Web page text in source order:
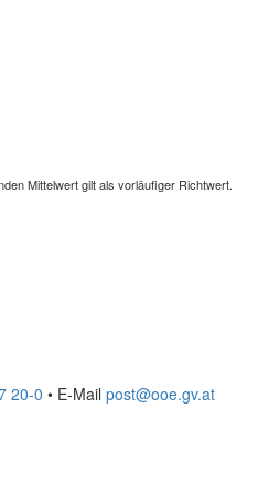
Mittelwert gilt als vorläufiger Richtwert.
20-0 • E-Mail post@ooe.gv.at